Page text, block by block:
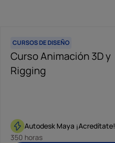
CURSOS DE DISEÑO
Curso Animación 3D y
Rigging
Autodesk Maya ¡Acredítate!
350 horas